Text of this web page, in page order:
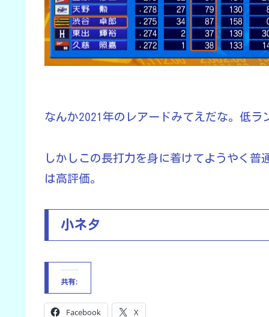
なんか2021年のレアードみてえだな。低ラ
しかしこの長打力を身に着けてようやく
は高評価。
小ネタ
共有:
Facebook X